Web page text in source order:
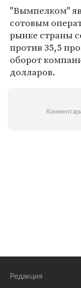
"Вымпелком"
сотовым
рынке страны
против 35,5
оборот
долларов.
Редакция